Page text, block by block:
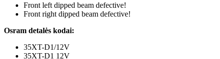
Front left dipped beam defective!
Front right dipped beam defective!
Osram detalės kodai:
35XT-D1/12V
35XT-D1 12V